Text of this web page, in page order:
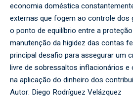
economia doméstica
externas que fogem ao controle dos
o ponto de equilíbrio entre a
manutenção da higidez das contas
principal desafio para assegurar um
livre de sobressaltos inflacionários
na aplicação do dinheiro dos
Autor: Diego Rodríguez Velázquez